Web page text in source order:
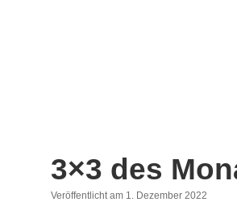
3×3 des
Veröffentlicht am 1. Dezember 2022